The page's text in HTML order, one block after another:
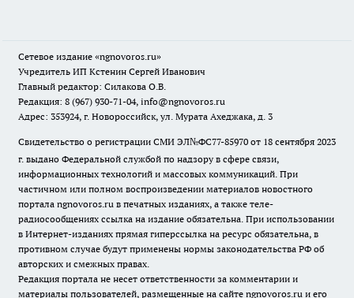
Сетевое издание «ngnovoros.ru»
Учредитель ИП Кстенин Сергей Иванович
Главный редактор: Силакова О.В.
Редакция: 8 (967) 930-71-04, info@ngnovoros.ru
Адрес: 353924, г. Новороссийск, ул. Мурата Ахеджака, д. 3
Свидетельство о регистрации СМИ ЭЛ№ФС77-85970 от 18 сентября 2023
г. выдано Федеральной службой по надзору в сфере связи,
информационных технологий и массовых коммуникаций. При
частичном или полном воспроизведении материалов новостного
портала ngnovoros.ru в печатных изданиях, а также теле-
радиосообщениях ссылка на издание обязательна. При использовании
в Интернет-изданиях прямая гиперссылка на ресурс обязательна, в
противном случае будут применены нормы законодательства РФ об
авторских и смежных правах.
Редакция портала не несет ответственности за комментарии и
материалы пользователей, размещенные на сайте ngnovoros.ru и его